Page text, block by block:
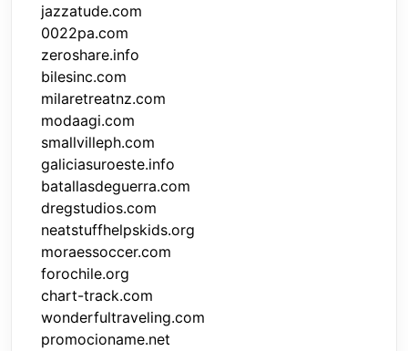
jazzatude.com
0022pa.com
zeroshare.info
bilesinc.com
milaretreatnz.com
modaagi.com
smallvilleph.com
galiciasuroeste.info
batallasdeguerra.com
dregstudios.com
neatstuffhelpskids.org
moraessoccer.com
forochile.org
chart-track.com
wonderfultraveling.com
promocioname.net